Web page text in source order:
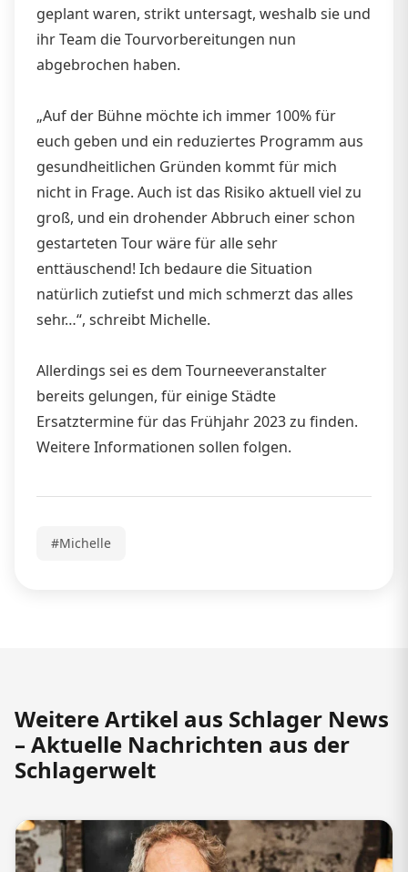
geplant waren, strikt untersagt, weshalb sie und
ihr Team die Tourvorbereitungen nun
abgebrochen haben.
„Auf der Bühne möchte ich immer 100% für
euch geben und ein reduziertes Programm aus
gesundheitlichen Gründen kommt für mich
nicht in Frage. Auch ist das Risiko aktuell viel zu
groß, und ein drohender Abbruch einer schon
gestarteten Tour wäre für alle sehr
enttäuschend! Ich bedaure die Situation
natürlich zutiefst und mich schmerzt das alles
sehr…“, schreibt Michelle.
Allerdings sei es dem Tourneeveranstalter
bereits gelungen, für einige Städte
Ersatztermine für das Frühjahr 2023 zu finden.
Weitere Informationen sollen folgen.
#Michelle
Weitere Artikel aus Schlager News
– Aktuelle Nachrichten aus der
Schlagerwelt